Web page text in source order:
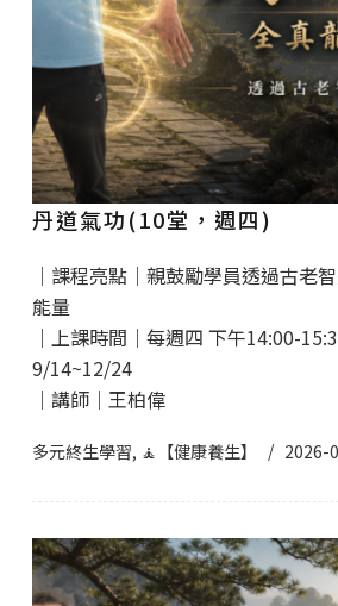
丹道氣功(10堂，週四)
｜課程亮點｜親鼓勵學員透過古老
能量
｜上課時間｜每週四 下午14:00-
9/14~12/24
｜講師｜王柏偉
多元終生學習, 🧘【健康養生】 2026-